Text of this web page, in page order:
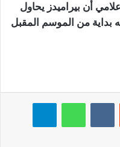
أن بيراميدز يحاول
بداية من الموسم المقبل
واتساب